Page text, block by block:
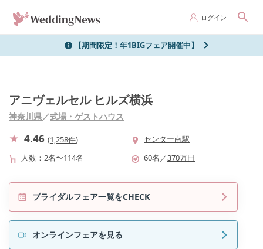
ログイン
【期間限定！年1BIGフェア開催中】
アニヴェルセル ヒルズ横浜
神奈川県／式場・ゲストハウス
4.46 (1,258件)
センター南駅
人数
2名〜114名 60名 ／370万円
ブライダルフェア一覧をCHECK
オンラインフェアを見る